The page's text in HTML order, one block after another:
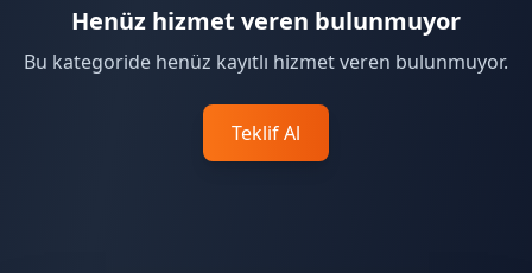
Henüz hizmet veren bulunmuyor
Bu kategoride henüz kayıtlı hizmet veren bulunmuyor.
Teklif Al